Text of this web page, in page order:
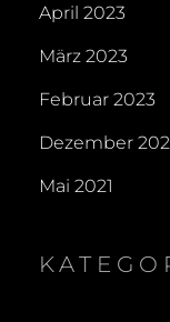
April 2023
März 2023
Februar 2023
Dezember
Mai 2021